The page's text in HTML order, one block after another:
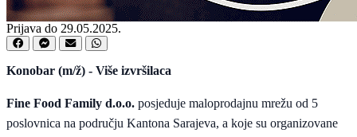
Prijava do 29.05.2025.
Konobar (m/ž) - Više izvršilaca
Fine Food Family d.o.o. posjeduje maloprodajnu mrežu od 5
poslovnica na području Kantona Sarajeva, a koje su organizovane